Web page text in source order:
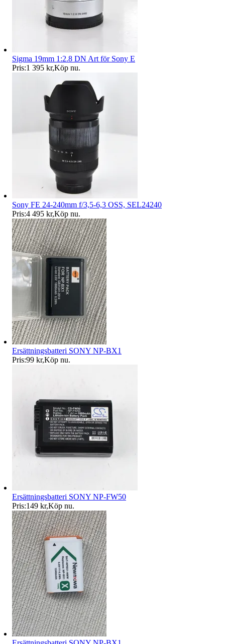
Sigma 19mm 1:2.8 DN Art för Sony E
Pris:1 395 kr,Köp nu.
Sony FE 24-240mm f/3,5-6,3 OSS, SEL24240
Pris:4 495 kr,Köp nu.
Ersättningsbatteri SONY NP-BX1
Pris:99 kr,Köp nu.
Ersättningsbatteri SONY NP-FW50
Pris:149 kr,Köp nu.